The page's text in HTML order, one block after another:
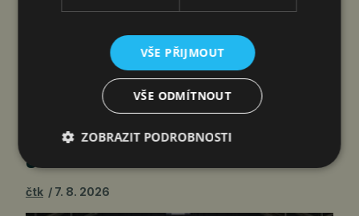
Společnost DJI, vedoucí světový podnik v oblasti
COOLITA ZAHAJUJE PRVNÍ
INDONÉSKOU INICIATIVU FAST
MEDIA ALLIANCE VE SPOLUPRÁCI
S PŘEDNÍMI VYSÍLACÍMI…
čtk 7. 8. 2026
VŠE PŘIJMOUT
VŠE ODMÍTNOUT
ZOBRAZIT PODROBNOSTI